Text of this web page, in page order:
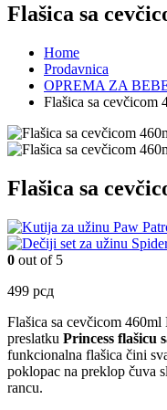
Flašica sa
Home
Prodavnica
OPREMA ZA
Flašica sa cevčicom
Flašica sa
0 out of 5
499 рсд
Flašica sa cevčicom
preslatku Princess flašicu
funkcionalna flašica čini
poklopac na preklop čuva
rancu.